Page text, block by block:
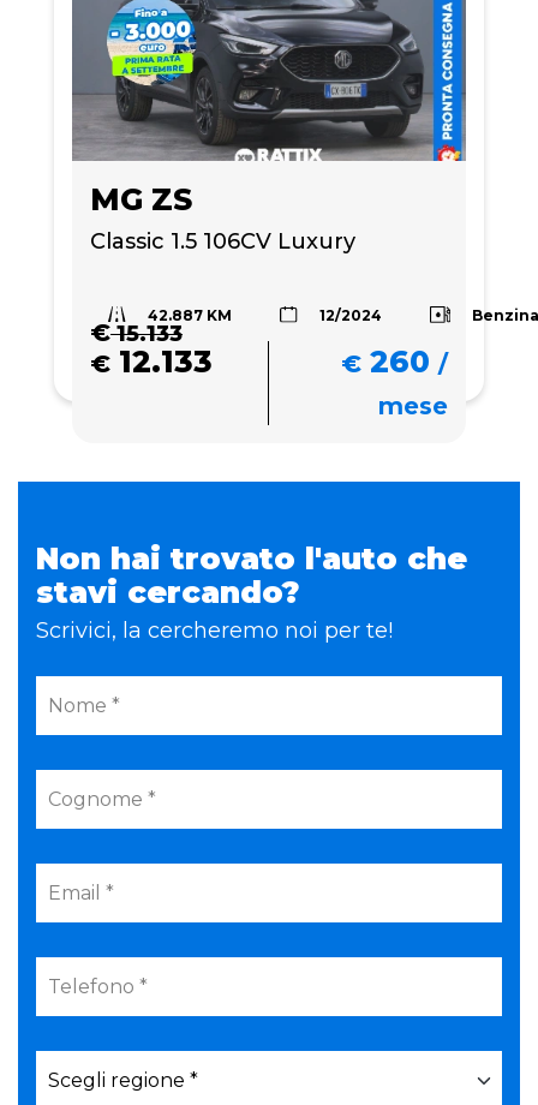
MG ZS
Classic 1.5 106CV Luxury
42.887 KM 12/2024
€15.133
€ 12.133 € 260 /
mese
Non hai trovato l'auto che
stavi cercando?
Scrivici, la cercheremo noi per te!